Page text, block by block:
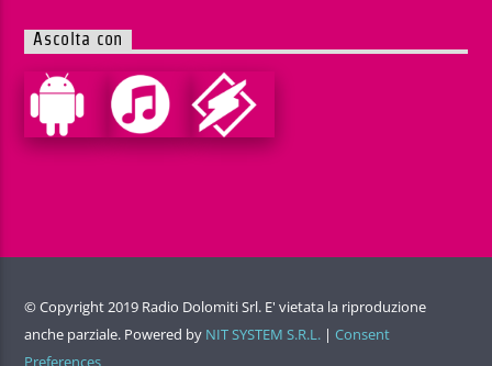
Ascolta con
© Copyright 2019 Radio Dolomiti Srl. E' vietata la riproduzione
anche parziale. Powered by NIT SYSTEM S.R.L. | Consent
Preferences